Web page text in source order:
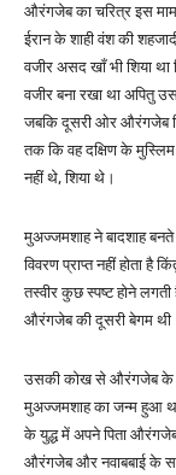
औरंगजेब का चरित्र इस
ईरान के शाही वंश की
वजीर असद खाँ भी शिया
वजीर बना रखा था अपितु
जबकि दूसरी ओर औरंगजेब
तक कि वह दक्षिण के मुस्लिम
नहीं थे, शिया थे।
मुअज्जमशाह ने बादशाह
विवरण प्राप्त नहीं होता है
तस्वीर कुछ स्पष्ट होने
औरंगजेब की दूसरी बेगम
उसकी कोख से औरंगजेब के
मुअज्जमशाह का जन्म हुआ
के युद्ध में अपने पिता
औरंगजेब और नवाबबाई के